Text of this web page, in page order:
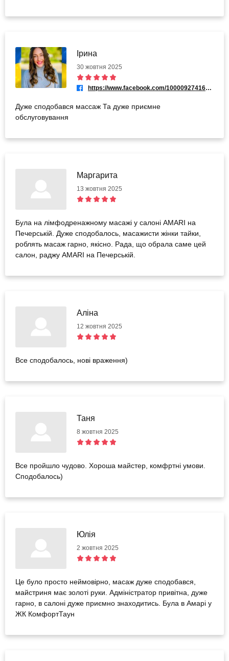
Ірина
30 жовтня 2025
https://www.facebook.com/100009274167916
Дуже сподобався массаж Та дуже приємне
обслуговування
Маргарита
13 жовтня 2025
Була на лімфодренажному масажі у салоні AMARI на
Печерській. Дуже сподобалось, масажисти жінки тайки,
роблять масаж гарно, якісно. Рада, що обрала саме цей
салон, раджу АMARI на Печерській.
Аліна
12 жовтня 2025
Все сподобалось, нові враження)
Таня
8 жовтня 2025
Все пройшло чудово. Хороша майстер, комфртні умови.
Сподобалось)
Юлія
2 жовтня 2025
Це було просто неймовірно, масаж дуже сподобався,
майстриня має золоті руки. Адміністратор привітна, дуже
гарно, в салоні дуже приємно знаходитись. Була в Амарі у
ЖК КомфортТаун